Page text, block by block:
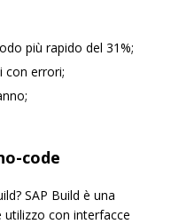
più rapido del 31%;
con errori;
code
SAP Build è una
utilizzo con interfacce